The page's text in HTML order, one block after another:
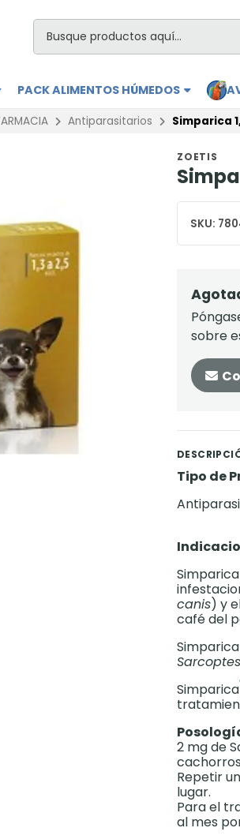
PACK ALIMENTOS HÚMEDOS
Antiparasitarios Simparica
ZOETIS
SKU:
sobre
Tipo de
canis) y
café del
Simparica
2 mg de
Repetir
lugar.
Para el
al mes